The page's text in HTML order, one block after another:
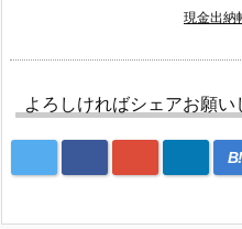
現金出納
よろしければシェアお願い
B!